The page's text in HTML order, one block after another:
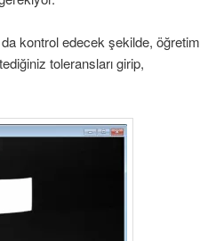
da kontrol edecek şekilde, öğretim
toleransları girip,